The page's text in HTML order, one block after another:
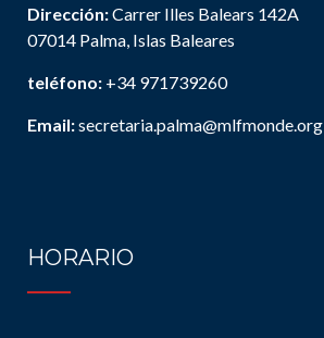
Dirección:Carrer Illes Balears 142A
07014 Palma, Islas Baleares
teléfono: +34 971739260
Email:secretaria.palma@mlfmonde.org
HORARIO